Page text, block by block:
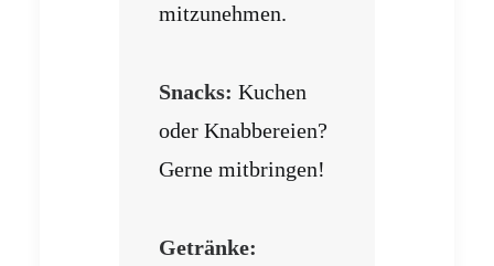
mitzunehmen.
Snacks: Kuchen
oder Knabbereien?
Gerne mitbringen!
Getränke: